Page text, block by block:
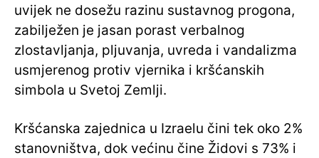
uvijek ne dosežu razinu sustavnog progona,
zabilježen je jasan porast verbalnog
zlostavljanja, pljuvanja, uvreda i vandalizma
usmjerenog protiv vjernika i kršćanskih
simbola u Svetoj Zemlji.
Kršćanska zajednica u Izraelu čini tek oko 2%
stanovništva, dok većinu čine Židovi s 73% i